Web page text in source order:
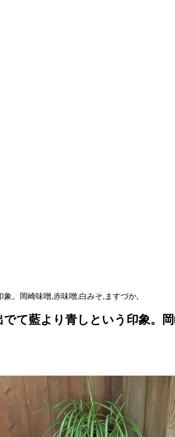
。岡崎味噌,赤味噌,白みそ,ますづか,
藍より青しという印象。